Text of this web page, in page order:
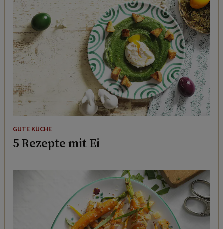
GUTE KÜCHE
5 Rezepte mit Ei